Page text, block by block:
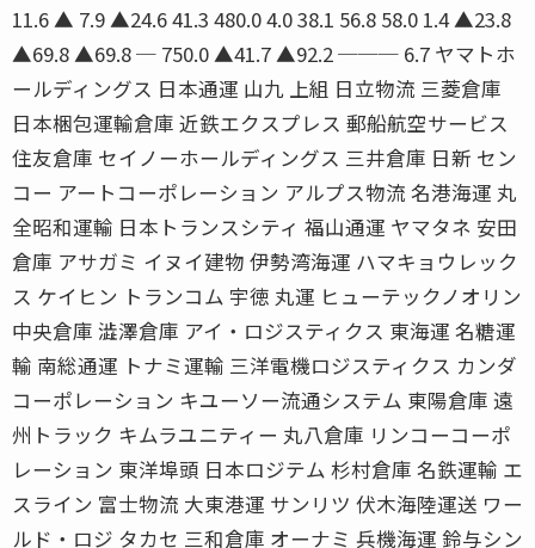
11.6 ▲ 7.9 ▲24.6 41.3 480.0 4.0 38.1 56.8 58.0 1.4 ▲23.8
▲69.8 ▲69.8 ─ 750.0 ▲41.7 ▲92.2 ─── 6.7 ヤマトホ
ールディングス 日本通運 山九 上組 日立物流 三菱倉庫
日本梱包運輸倉庫 近鉄エクスプレス 郵船航空サービス
住友倉庫 セイノーホールディングス 三井倉庫 日新 セン
コー アートコーポレーション アルプス物流 名港海運 丸
全昭和運輸 日本トランスシティ 福山通運 ヤマタネ 安田
倉庫 アサガミ イヌイ建物 伊勢湾海運 ハマキョウレック
ス ケイヒン トランコム 宇徳 丸運 ヒューテックノオリン
中央倉庫 澁澤倉庫 アイ・ロジスティクス 東海運 名糖運
輸 南総通運 トナミ運輸 三洋電機ロジスティクス カンダ
コーポレーション キユーソー流通システム 東陽倉庫 遠
州トラック キムラユニティー 丸八倉庫 リンコーコーポ
レーション 東洋埠頭 日本ロジテム 杉村倉庫 名鉄運輸 エ
スライン 富士物流 大東港運 サンリツ 伏木海陸運送 ワー
ルド・ロジ タカセ 三和倉庫 オーナミ 兵機海運 鈴与シン